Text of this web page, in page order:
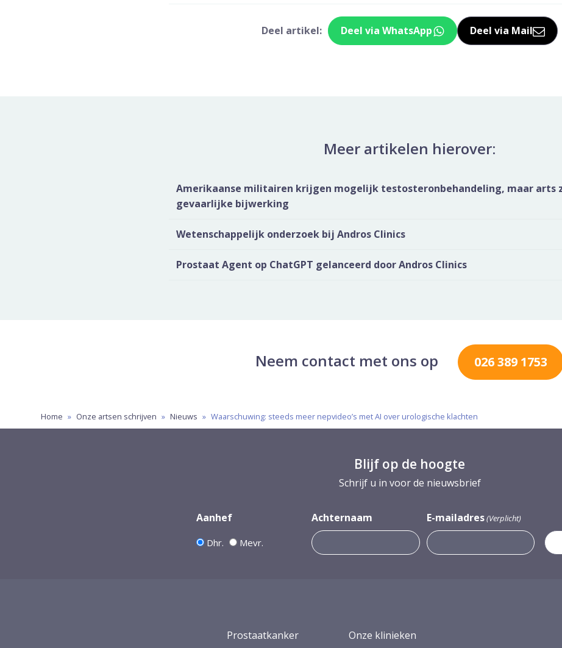
Deel artikel: Deel via WhatsApp
Deel dit via Whatsapp
Deel via Mail
Delen via
Meer artikelen hierover:
Amerikaanse militairen krijgen mogelijk testosteronbehandeling, maar arts
gevaarlijke bijwerking
Wetenschappelijk onderzoek bij Andros Clinics
Prostaat Agent op ChatGPT gelanceerd door Andros Clinics
Neem contact met ons op 026 389 1753
Home » Onze artsen schrijven » Nieuws » Waarschuwing: steeds meer nepvideo’s met AI over urologische klachten
Blijf op de hoogte
Schrijf u in voor de nieuwsbrief
Aanhef
Dhr. Mevr.
Achternaam E-mailadres(Verplicht)
Prostaatkanker Onze klinieken